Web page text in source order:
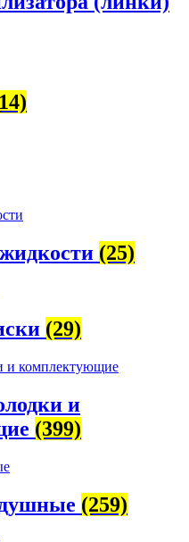
(25)
(29)
и
(399)
(259)